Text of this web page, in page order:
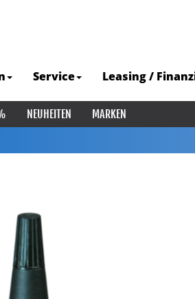
Service Leasing /
NEUHEITEN
MARKEN